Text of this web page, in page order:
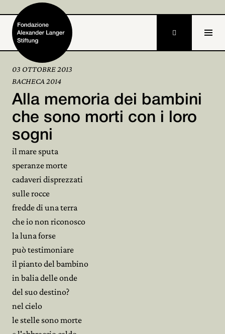
Home
Fondazione
Attività e progetti
Alexander Langer
Archivio
Partecipa

03 OTTOBRE 2013
BACHECA 2014
Alla memoria dei bambini
che sono morti con i loro
sogni
il mare sputa
speranze morte
cadaveri disprezzati
sulle rocce
fredde di una terra
che io non riconosco
la luna forse
può testimoniare
il pianto del bambino
in balia delle onde
del suo destino?
nel cielo
le stelle sono morte